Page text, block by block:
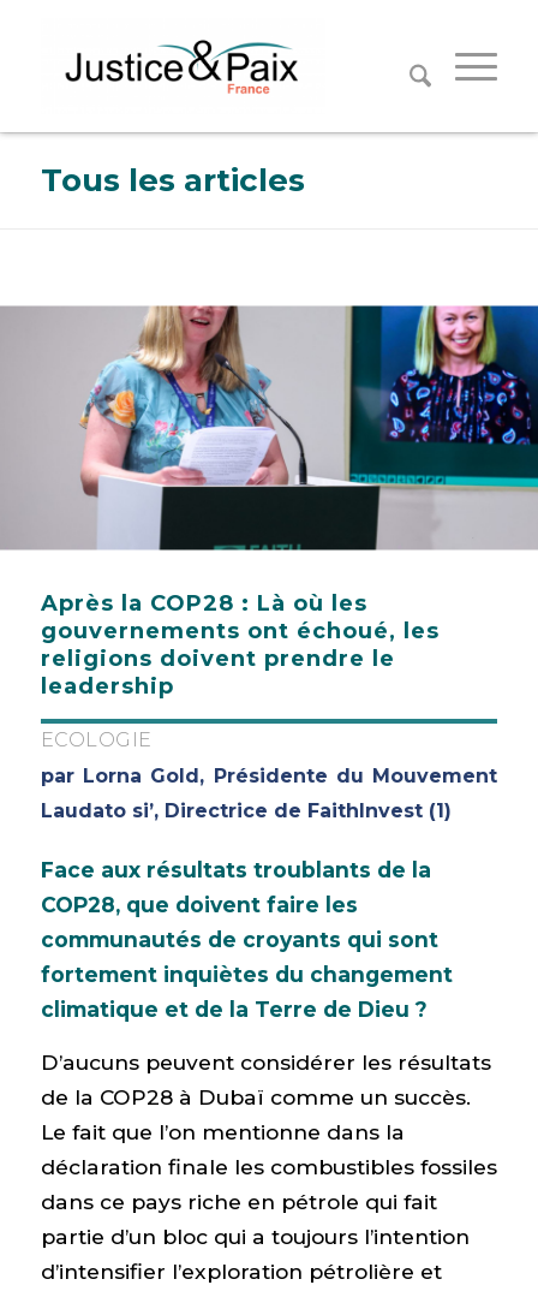
Tous les articles
Après la COP28 : Là où les
gouvernements ont échoué, les
religions doivent prendre le
leadership
ECOLOGIE
par Lorna Gold, Présidente du Mouvement
Laudato si’, Directrice de FaithInvest (1)
Face aux résultats troublants de la
COP28, que doivent faire les
communautés de croyants qui sont
fortement inquiètes du changement
climatique et de la Terre de Dieu ?
D’aucuns peuvent considérer les résultats
de la COP28 à Dubaï comme un succès.
Le fait que l’on mentionne dans la
déclaration finale les combustibles fossiles
dans ce pays riche en pétrole qui fait
partie d’un bloc qui a toujours l’intention
d’intensifier l’exploration pétrolière et